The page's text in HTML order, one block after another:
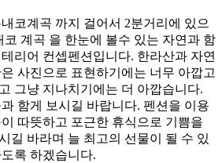
코계곡 까지 걸어서 2분거리에 있으
코 계곡 을 한눈에 볼수 있는 자연과 함
리어 컨셉펜션입니다. 한라산과 자연
사진으로 표현하기에는 너무 아깝고
그냥 지나치기에는 더 아깝습니다.
함게 보시길 바랍니다. 펜션을 이용
따뜻하고 포근한 휴식으로 기쁨을
길 바라며 늘 최고의 선물이 될 수 있
록 하겠습니다.